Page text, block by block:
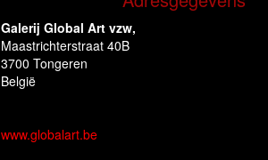
Galerij Global Art vzw,
Maastrichterstraat 40B
3700 Tongeren
België
www.globalart.be